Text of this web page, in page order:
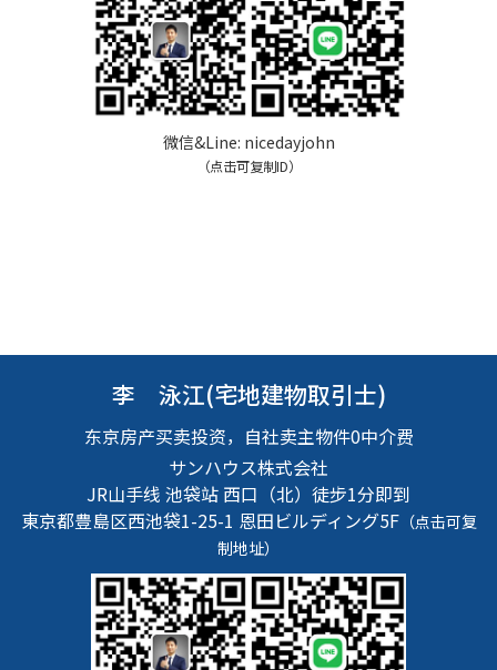
微信&Line: nicedayjohn
（点击可复制ID）
李 泳江(宅地建物取引士)
东京房产买卖投资，自社卖主物件0中介费
サンハウス株式会社
JR山手线 池袋站 西口（北）徒步1分即到
東京都豊島区西池袋1-25-1 恩田ビルディング5F（点击可复
制地址）